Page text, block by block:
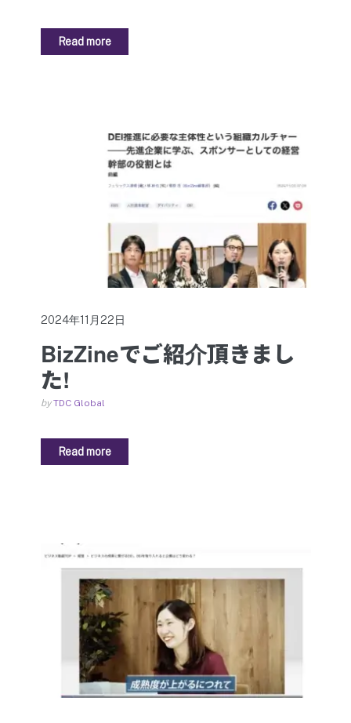
Read more
2024年11月22日
BizZineでご紹介頂きまし
た!
byTDC Global
Read more